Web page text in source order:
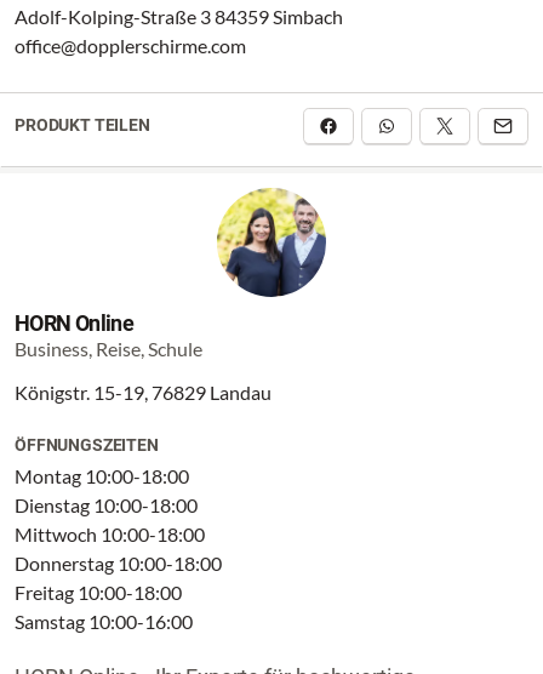
Adolf-Kolping-Straße 3 84359 Simbach
office@dopplerschirme.com
PRODUKT TEILEN
HORN Online
Business, Reise, Schule
Königstr. 15-19, 76829 Landau
ÖFFNUNGSZEITEN
Montag 10:00-18:00
Dienstag 10:00-18:00
Mittwoch 10:00-18:00
Donnerstag 10:00-18:00
Freitag 10:00-18:00
Samstag 10:00-16:00